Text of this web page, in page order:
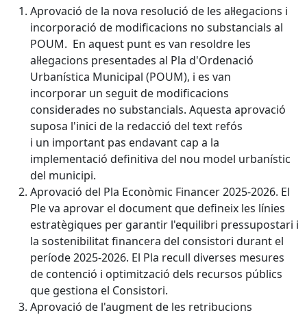
Aprovació de la nova resolució de les al·legacions i
incorporació de modificacions no substancials al
POUM. En aquest punt es van resoldre les
al·legacions presentades al Pla d'Ordenació
Urbanística Municipal (POUM), i es van
incorporar un seguit de modificacions
considerades no substancials. Aquesta aprovació
suposa l'inici de la redacció del text refós
i un important pas endavant cap a la
implementació definitiva del nou model urbanístic
del municipi.
Aprovació del Pla Econòmic Financer 2025-2026. El
Ple va aprovar el document que defineix les línies
estratègiques per garantir l'equilibri pressupostari i
la sostenibilitat financera del consistori durant el
període 2025-2026. El Pla recull diverses mesures
de contenció i optimització dels recursos públics
que gestiona el Consistori.
Aprovació de l'augment de les retribucions